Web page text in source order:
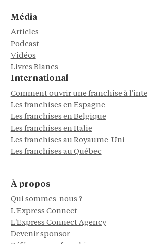
Média
Articles
Podcast
Vidéos
Livres Blancs
International
Comment ouvrir une franchise à
Les franchises en Espagne
Les franchises en Belgique
Les franchises en Italie
Les franchises au Royaume-Uni
Les franchises au Québec
À propos
Qui sommes-nous ?
L'Express Connect
L'Express Connect Agency
Devenir sponsor